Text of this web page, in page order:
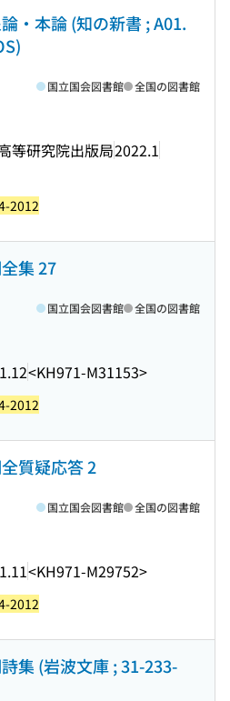
・本論 (知の新書 ; A01.
等研究院出版局2022.1
国立国会図書館 全国の図書館
2012
集 27
<KH971-M31153>
国立国会図書館 全国の図書館
2012
質疑応答 2
<KH971-M29752>
国立国会図書館 全国の図書館
2012
集 (岩波文庫 ; 31-233-